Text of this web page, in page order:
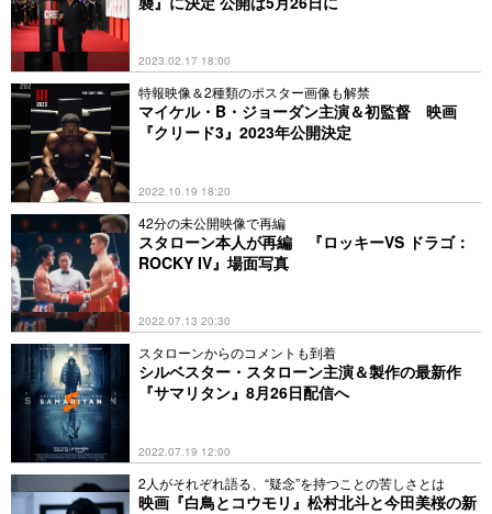
2023.02.17 18:00
特報映像＆2種類のポスター画像も解禁
マイケル・B・ジョーダン主演＆初監督 映画
『クリード3』2023年公開決定
2022.10.19 18:20
42分の未公開映像で再編
スタローン本人が再編 『ロッキーVS ドラゴ：
ROCKY IV』場面写真
2022.07.13 20:30
スタローンからのコメントも到着
シルベスター・スタローン主演＆製作の最新作
『サマリタン』8月26日配信へ
2022.07.19 12:00
2人がそれぞれ語る、“疑念”を持つことの苦しさとは
映画『白鳥とコウモリ』松村北斗と今田美桜の新